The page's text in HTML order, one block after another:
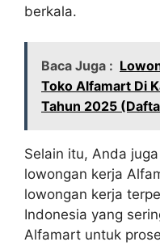
berkala.
Baca Juga :
Toko Alfamart Di
Tahun 2025
Selain itu, Anda
lowongan kerja
lowongan kerja
Indonesia yang
Alfamart untuk